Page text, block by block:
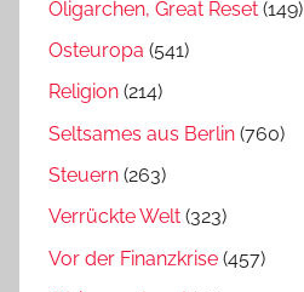
Oligarchen, Great Reset (149)
Osteuropa (541)
Religion (214)
Seltsames aus Berlin (760)
Steuern (263)
Verrückte Welt (323)
Vor der Finanzkrise (457)